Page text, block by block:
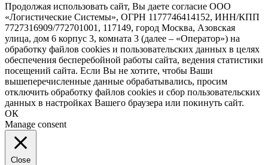
Продолжая использовать сайт, Вы даете согласие ООО
«Логистические Системы», ОГРН 1177746414152, ИНН/КПП
7727316909/772701001, 117149, город Москва, Азовская
улица, дом 6 корпус 3, комната 3 (далее – «Оператор») на
обработку файлов cookies и пользовательских данных в целях
обеспечения бесперебойной работы сайта, ведения статистики
посещений сайта. Если Вы не хотите, чтобы Ваши
вышеперечисленные данные обрабатывались, просим
отключить обработку файлов cookies и сбор пользовательских
данных в настройках Вашего браузера или покинуть сайт.
ОК
Manage consent
Close